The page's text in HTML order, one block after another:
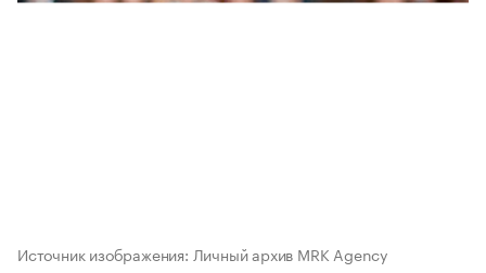
Источник изображения: Личный архив MRK Agency